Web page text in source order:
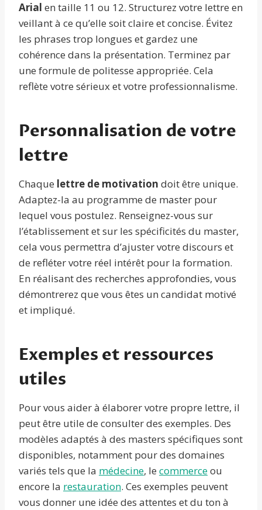
Arial en taille 11 ou 12. Structurez votre lettre en
veillant à ce qu’elle soit claire et concise. Évitez
les phrases trop longues et gardez une
cohérence dans la présentation. Terminez par
une formule de politesse appropriée. Cela
reflète votre sérieux et votre professionnalisme.
Personnalisation de votre
lettre
Chaque lettre de motivation doit être unique.
Adaptez-la au programme de master pour
lequel vous postulez. Renseignez-vous sur
l’établissement et sur les spécificités du master,
cela vous permettra d’ajuster votre discours et
de refléter votre réel intérêt pour la formation.
En réalisant des recherches approfondies, vous
démontrerez que vous êtes un candidat motivé
et impliqué.
Exemples et ressources
utiles
Pour vous aider à élaborer votre propre lettre, il
peut être utile de consulter des exemples. Des
modèles adaptés à des masters spécifiques sont
disponibles, notamment pour des domaines
variés tels que la médecine, le commerceou
encore la restauration. Ces exemples peuvent
vous donner une idée des attentes et du ton à